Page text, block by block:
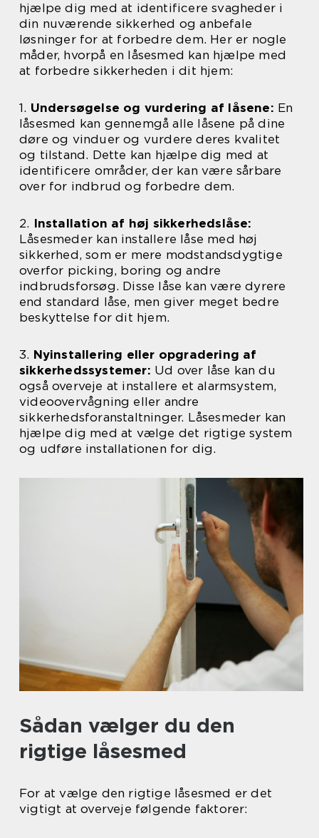
hjælpe dig med at identificere svagheder i
din nuværende sikkerhed og anbefale
løsninger for at forbedre dem. Her er nogle
måder, hvorpå en låsesmed kan hjælpe med
at forbedre sikkerheden i dit hjem:
1. Undersøgelse og vurdering af låsene: En
låsesmed kan gennemgå alle låsene på dine
døre og vinduer og vurdere deres kvalitet
og tilstand. Dette kan hjælpe dig med at
identificere områder, der kan være sårbare
over for indbrud og forbedre dem.
2. Installation af høj sikkerhedslåse:
Låsesmeder kan installere låse med høj
sikkerhed, som er mere modstandsdygtige
overfor picking, boring og andre
indbrudsforsøg. Disse låse kan være dyrere
end standard låse, men giver meget bedre
beskyttelse for dit hjem.
3. Nyinstallering eller opgradering af
sikkerhedssystemer: Ud over låse kan du
også overveje at installere et alarmsystem,
videoovervågning eller andre
sikkerhedsforanstaltninger. Låsesmeder kan
hjælpe dig med at vælge det rigtige system
og udføre installationen for dig.
Sådan vælger du den
rigtige låsesmed
For at vælge den rigtige låsesmed er det
vigtigt at overveje følgende faktorer: